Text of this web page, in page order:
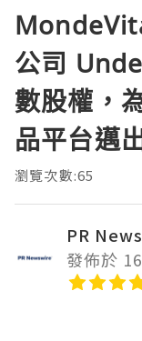
公司
數股權，
品平台邁
瀏覽次數:65
PR
發佈於